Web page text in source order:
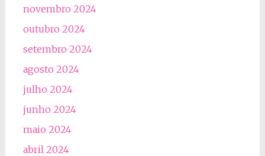
novembro 2024
outubro 2024
setembro 2024
agosto 2024
julho 2024
junho 2024
maio 2024
abril 2024